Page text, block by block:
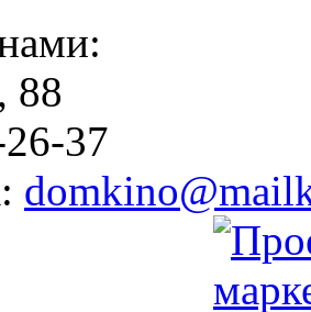
88
37